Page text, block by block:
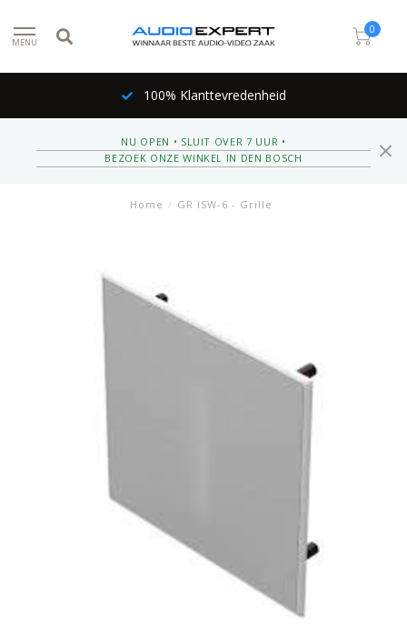
MENU
0
100% Klanttevredenheid
NU OPEN • SLUIT OVER 7 UUR •
BEZOEK ONZE WINKEL IN DEN BOSCH
Home / GR ISW-6 - Grille